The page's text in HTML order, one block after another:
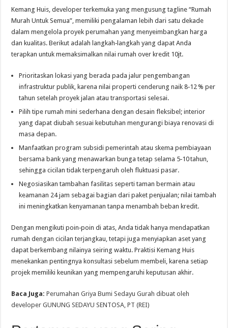
Kemang Huis, developer terkemuka yang mengusung tagline “Rumah
Murah Untuk Semua”, memiliki pengalaman lebih dari satu dekade
dalam mengelola proyek perumahan yang menyeimbangkan harga
dan kualitas. Berikut adalah langkah‑langkah yang dapat Anda
terapkan untuk memaksimalkan nilai rumah over kredit 10jt.
Prioritaskan lokasi yang berada pada jalur pengembangan
infrastruktur publik, karena nilai properti cenderung naik 8‑12 % per
tahun setelah proyek jalan atau transportasi selesai.
Pilih tipe rumah mini sederhana dengan desain fleksibel; interior
yang dapat diubah sesuai kebutuhan mengurangi biaya renovasi di
masa depan.
Manfaatkan program subsidi pemerintah atau skema pembiayaan
bersama bank yang menawarkan bunga tetap selama 5‑10 tahun,
sehingga cicilan tidak terpengaruh oleh fluktuasi pasar.
Negosiasikan tambahan fasilitas seperti taman bermain atau
keamanan 24 jam sebagai bagian dari paket penjualan; nilai tambah
ini meningkatkan kenyamanan tanpa menambah beban kredit.
Dengan mengikuti poin‑poin di atas, Anda tidak hanya mendapatkan
rumah dengan cicilan terjangkau, tetapi juga menyiapkan aset yang
dapat berkembang nilainya seiring waktu. Praktisi Kemang Huis
menekankan pentingnya konsultasi sebelum membeli, karena setiap
projek memiliki keunikan yang mempengaruhi keputusan akhir.
Baca Juga: Perumahan Griya Bumi Sedayu Gurah dibuat oleh
developer GUNUNG SEDAYU SENTOSA, PT (REI)